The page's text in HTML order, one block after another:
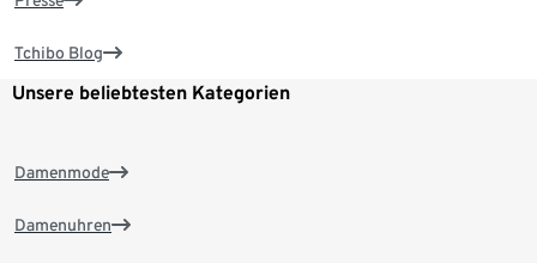
Tchibo Blog
Unsere beliebtesten Kategorien
Damenmode
Damenuhren